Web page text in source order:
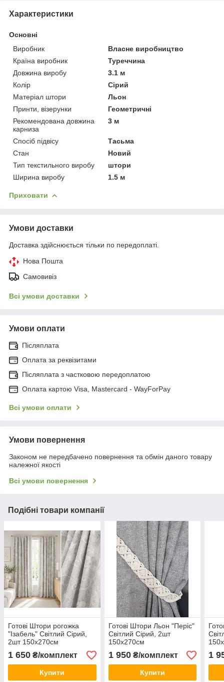
Характеристики
Основні
Виробник
Власне виробництво
Країна виробник
Туреччина
Довжина виробу
3.1 м
Колір
Сірий
Матеріал штори
Льон
Принти, візерунки
Геометричні
Рекомендована довжина
карниза
3 м
Спосіб підвісу
Тасьма
Стан
Новий
Тип текстильного виробу
штори
Ширина виробу
1.5 м
Приховати
Умови доставки
Доставка здійснюється тільки по передоплаті.
Нова Пошта
Самовивіз
Всі умови доставки
Умови оплати
Післяплата
Оплата за реквізитами
Післяплата з частковою передоплатою
Оплата картою Visa, Mastercard - WayForPay
Всі умови оплати
Умови повернення
Законом не передбачено повернення та обмін даного товару
належної якості
Всі умови повернення
Подібні товари компанії
Готові Штори рогожка
"Ізабель" Світлий Сірий,
2шт 150х270см
1 650 ₴/комплект
Купити
Готові Штори Льон "Періс"
Світлий Сірий, 2шт
150х270см
1 950₴/комплект
Купити
1